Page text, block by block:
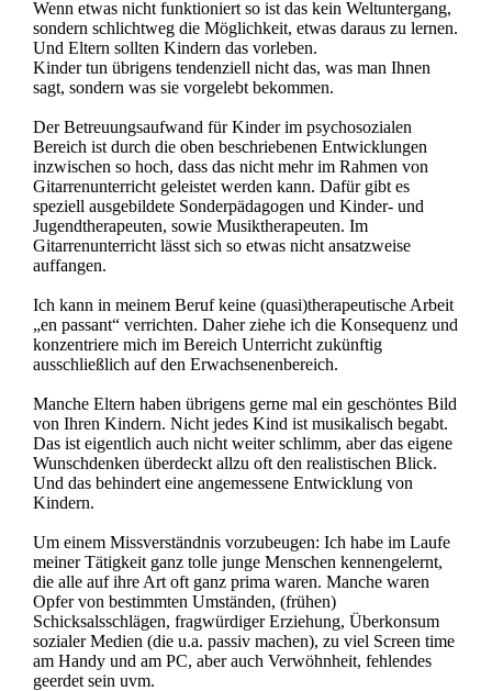
Wenn etwas nicht funktioniert so ist das kein Weltuntergang,
sondern schlichtweg die Möglichkeit, etwas daraus zu lernen.
Und Eltern sollten Kindern das vorleben.
Kinder tun übrigens tendenziell nicht das, was man Ihnen
sagt, sondern was sie vorgelebt bekommen.
Der Betreuungsaufwand für Kinder im psychosozialen
Bereich ist durch die oben beschriebenen Entwicklungen
inzwischen so hoch, dass das nicht mehr im Rahmen von
Gitarrenunterricht geleistet werden kann. Dafür gibt es
speziell ausgebildete Sonderpädagogen und Kinder- und
Jugendtherapeuten, sowie Musiktherapeuten. Im
Gitarrenunterricht lässt sich so etwas nicht ansatzweise
auffangen.
Ich kann in meinem Beruf keine (quasi)therapeutische Arbeit
„en passant“ verrichten. Daher ziehe ich die Konsequenz und
konzentriere mich im Bereich Unterricht zukünftig
ausschließlich auf den Erwachsenenbereich.
Manche Eltern haben übrigens gerne mal ein geschöntes Bild
von Ihren Kindern. Nicht jedes Kind ist musikalisch begabt.
Das ist eigentlich auch nicht weiter schlimm, aber das eigene
Wunschdenken überdeckt allzu oft den realistischen Blick.
Und das behindert eine angemessene Entwicklung von
Kindern.
Um einem Missverständnis vorzubeugen: Ich habe im Laufe
meiner Tätigkeit ganz tolle junge Menschen kennengelernt,
die alle auf ihre Art oft ganz prima waren. Manche waren
Opfer von bestimmten Umständen, (frühen)
Schicksalsschlägen, fragwürdiger Erziehung, Überkonsum
sozialer Medien (die u.a. passiv machen), zu viel Screen time
am Handy und am PC, aber auch Verwöhnheit, fehlendes
geerdet sein uvm.